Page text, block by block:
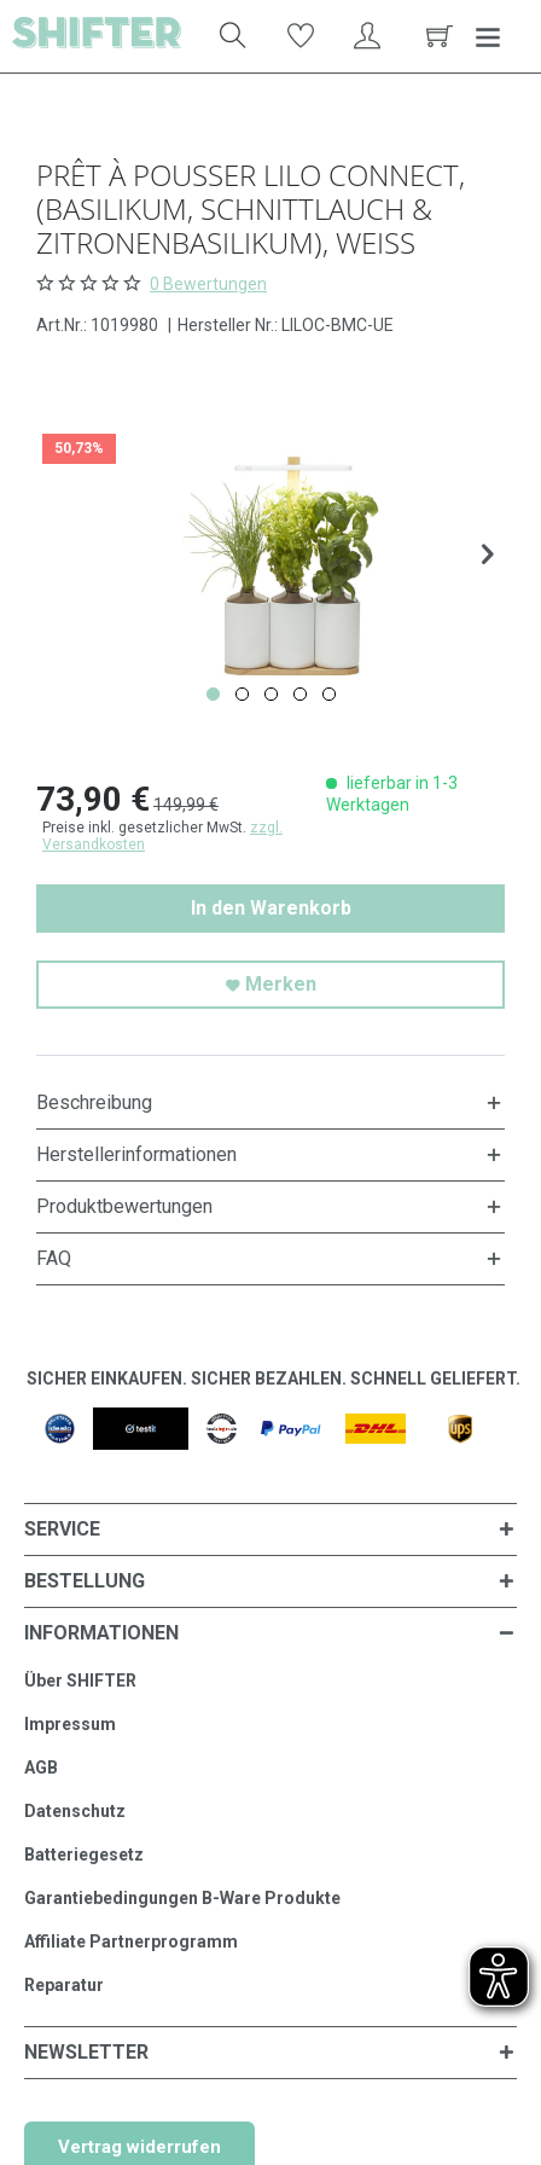
PRÊT À POUSSER LILO CONNECT,
(BASILIKUM, SCHNITTLAUCH &
ZITRONENBASILIKUM), WEISS
0 Bewertungen
Art.Nr.: 1019980 Hersteller Nr.: LILOC-BMC-UE
50,73%
73,90 €149,99 €
Preise inkl. gesetzlicher MwSt. zzgl.
Versandkosten
lieferbar in 1-3
Werktagen
In den Warenkorb
Merken
Beschreibung
Herstellerinformationen
Produktbewertungen
FAQ
SICHER EINKAUFEN. SICHER BEZAHLEN. SCHNELL GELIEFERT.
SERVICE
BESTELLUNG
INFORMATIONEN
Über SHIFTER
Impressum
AGB
Datenschutz
Batteriegesetz
Garantiebedingungen B-Ware Produkte
Affiliate Partnerprogramm
Reparatur
NEWSLETTER
Vertrag widerrufen